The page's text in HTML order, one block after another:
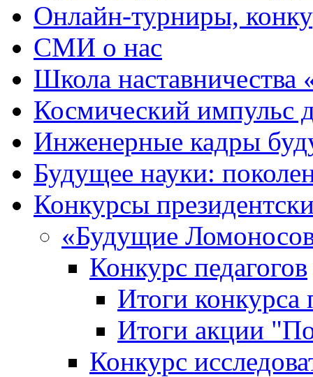
Онлайн-турниры,
СМИ о нас
Школа
Космический импульс
Инженерные кадры
Будущее науки:
Конкурсы
«Будущие
Конкурс педагогов
Итоги конкурса
Итоги акции
Конкурс